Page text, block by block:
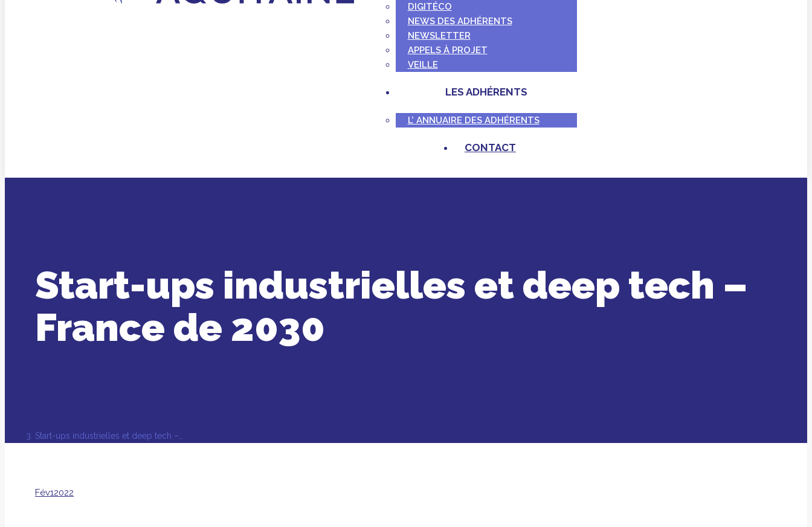
DIGITÉCO
NEWS DES ADHÉRENTS
NEWSLETTER
APPELS À PROJET
VEILLE
LES ADHÉRENTS
L’ ANNUAIRE DES ADHÉRENTS
CONTACT
Start-ups industrielles et deep tech –
France de 2030
Start-ups industrielles et deep tech –…
Fév12022